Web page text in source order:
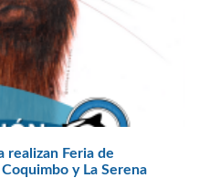
realizan Feria de
y La Serena